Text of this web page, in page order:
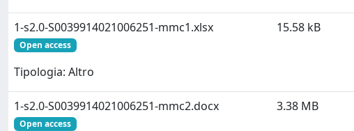
1-s2.0-S0039914021006251-mmc1.xlsx
Open access
Tipologia: Altro
15.58 kB
1-s2.0-S0039914021006251-mmc2.docx
Open access
3.38 MB